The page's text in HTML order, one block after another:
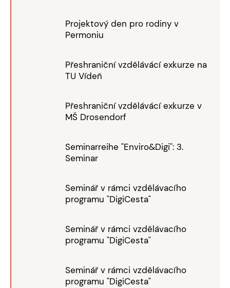
Projektový den pro rodiny v
Permoniu
Přeshraniční vzdělávácí exkurze na
TU Vídeň
Přeshraniční vzdělávácí exkurze v
MŠ Drosendorf
Seminarreihe "Enviro&Digi": 3.
Seminar
Seminář v rámci vzdělávacího
programu "DigiCesta"
Seminář v rámci vzdělávacího
programu "DigiCesta"
Seminář v rámci vzdělávacího
programu "DigiCesta"